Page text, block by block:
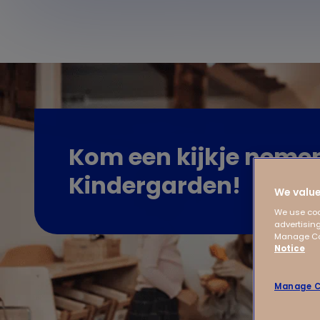
Kom een kijkje
Kindergarden!
We
We use
Manage
Notice
Manage